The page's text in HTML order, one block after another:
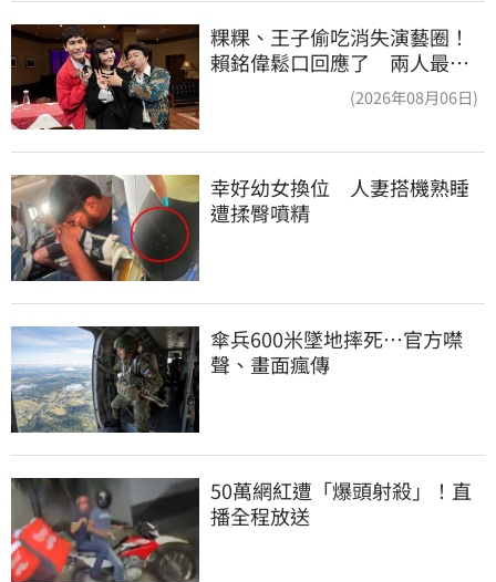
粿粿、王子偷吃消失演藝圈！
賴銘偉鬆口回應了 兩人最新
(2026年08月06日)
幸好幼女換位　人妻搭機熟睡
遭揉臀噴精
傘兵600米墜地摔死…官方噤
聲、畫面瘋傳
50萬網紅遭「爆頭射殺」！直
播全程放送